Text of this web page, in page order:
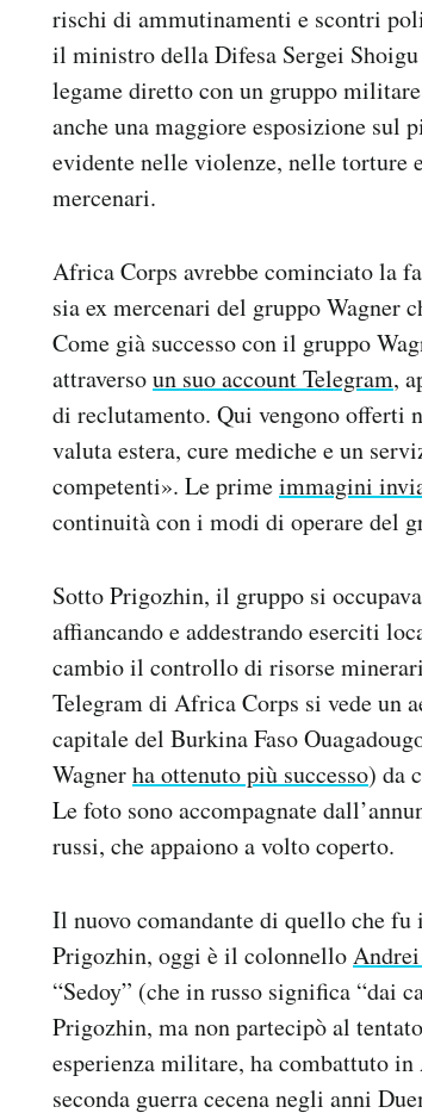
rischi di ammutinamenti e scontri
il ministro della Difesa Sergei
legame diretto con un gruppo
anche una maggiore esposizione sul
evidente nelle violenze, nelle torture
mercenari.
Africa Corps avrebbe cominciato la
sia ex mercenari del gruppo Wagner
Come già successo con il gruppo
attraversoun suo account Telegram,
di reclutamento. Qui vengono offerti
valuta estera, cure mediche e un
competenti». Le primeimmagini
continuità con i modi di operare del
Sotto Prigozhin, il gruppo si
affiancando e addestrando eserciti
cambio il controllo di risorse
Telegram di Africa Corps si vede un
capitale del Burkina Faso
Wagnerha ottenuto più successo) da
Le foto sono accompagnate
russi, che appaiono a volto coperto.
Il nuovo comandante di quello che
Prigozhin, oggi è il colonnello
“Sedoy” (che in russo significa
Prigozhin, ma non partecipò al
esperienza militare, ha combattuto
seconda guerra cecena negli anni